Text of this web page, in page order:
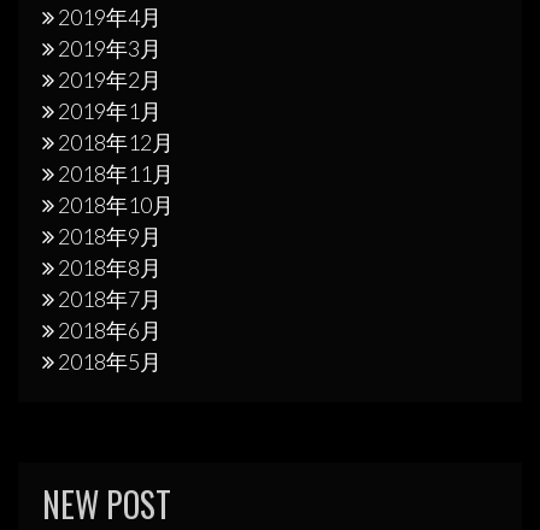
2019年4月
2019年3月
2019年2月
2019年1月
2018年12月
2018年11月
2018年10月
2018年9月
2018年8月
2018年7月
2018年6月
2018年5月
NEW POST